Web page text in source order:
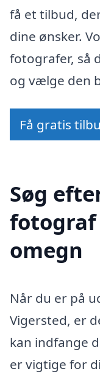
få et tilbud,
dine ønsker.
fotografer, så
og vælge den
Få gratis
Søg
fotograf
omegn
Når du er på
Vigersted, er
kan indfange
er vigtige for